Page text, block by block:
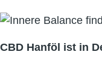
CBD Hanföl ist in